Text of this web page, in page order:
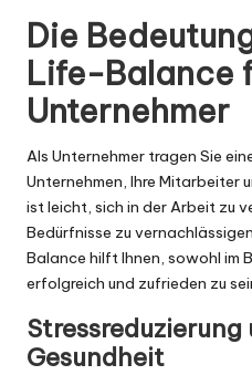
Die
Life-Balance
Unternehmer
Als Unternehmer tragen Sie
Unternehmen, Ihre Mitarbeiter
ist leicht, sich in der Arbeit zu
Bedürfnisse zu
Balance hilft Ihnen, sowohl im
erfolgreich und zufrieden zu
Gesundheit